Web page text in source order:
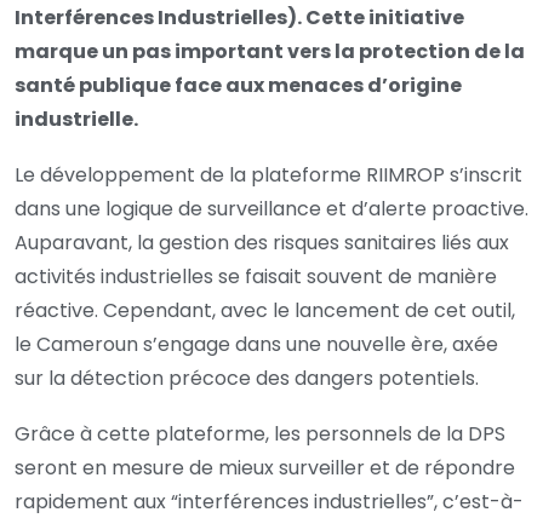
Interférences Industrielles). Cette initiative
marque un pas important vers la protection de la
santé publique face aux menaces d’origine
industrielle.
Le développement de la plateforme RIIMROP s’inscrit
dans une logique de surveillance et d’alerte proactive.
Auparavant, la gestion des risques sanitaires liés aux
activités industrielles se faisait souvent de manière
réactive. Cependant, avec le lancement de cet outil,
le Cameroun s’engage dans une nouvelle ère, axée
sur la détection précoce des dangers potentiels.
Grâce à cette plateforme, les personnels de la DPS
seront en mesure de mieux surveiller et de répondre
rapidement aux “interférences industrielles”, c’est-à-